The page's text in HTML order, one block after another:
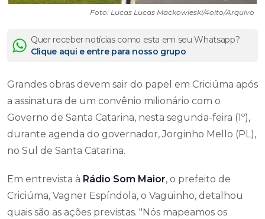
Foto: Lucas Lucas Mackowieski/4oito/Arquivo
Quer receber notícias como esta em seu Whatsapp?
Clique aqui e entre para nosso grupo
Grandes obras devem sair do papel em Criciúma após
a assinatura de um convênio milionário com o
Governo de Santa Catarina, nesta segunda-feira (1º),
durante agenda do governador, Jorginho Mello (PL),
no Sul de Santa Catarina.
Em entrevista à Rádio Som Maior, o prefeito de
Criciúma, Vagner Espíndola, o Vaguinho, detalhou
quais são as ações previstas. "Nós mapeamos os